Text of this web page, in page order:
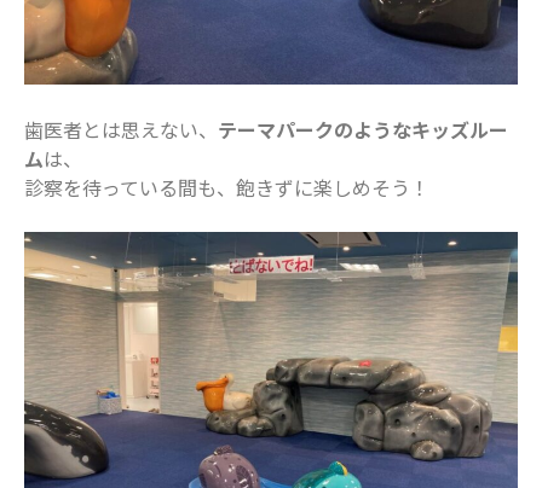
2021年4月
2021年3月
2021年1月
2020年12月
2020年11月
2020年10月
2020年9月
2020年8月
2020年7月
2020年6月
2020年5月
歯医者とは思えない、 テーマパークのようなキッズルー
ムは、
診察を待っている間も、飽きずに楽しめそう！